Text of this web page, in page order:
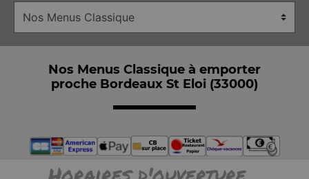
Nos Menus Classique à emporter
proche Bordeaux St Eloi (33000)